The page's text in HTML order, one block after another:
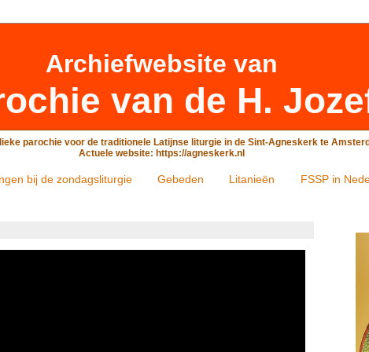
Archiefwebsite van
van de H.
parochie voor de traditionele Latijnse liturgie in de Sint-Agneskerk te
Actuele website: https://agneskerk.nl
bij de zondagsliturgie Gebeden Litanieën FSSP in